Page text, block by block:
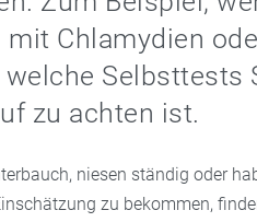
Chlamydien
Selbsttests
zu achten ist.
niesen ständig oder
zu bekommen,